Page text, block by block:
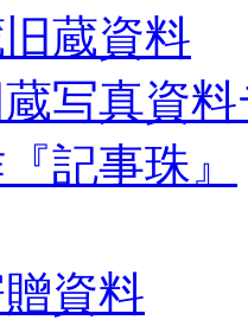
蔵資料
写真資
記事珠』
資料